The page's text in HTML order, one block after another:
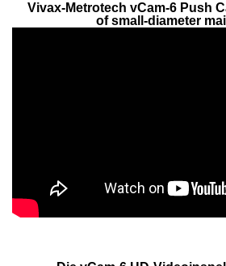
Vivax-Metrotech vCam-6 Push
of small-diameter